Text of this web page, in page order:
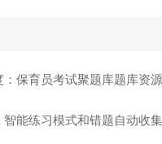
：保育员考试聚题库题库资
智能练习模式和错题自动收